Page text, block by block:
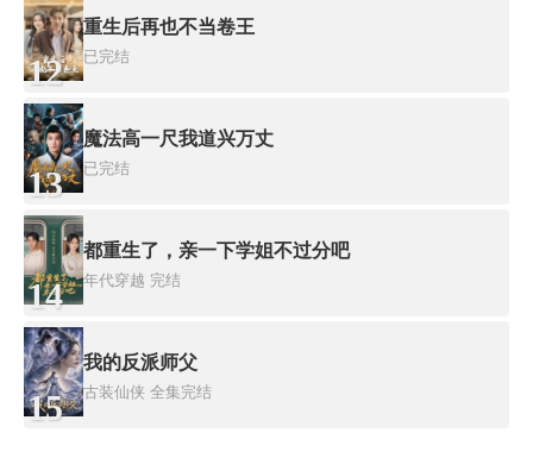
12
重生后再也不当卷王
已完结
13
魔法高一尺我道兴万丈
已完结
14
都重生了，亲一下学姐不过分吧
年代穿越 完结
15
我的反派师父
古装仙侠 全集完结